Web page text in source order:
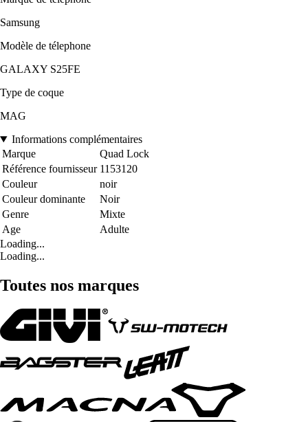
Samsung
Modèle de télephone
GALAXY S25FE
Type de coque
MAG
Informations complémentaires
Marque
Quad Lock
Référence fournisseur 1153120
Couleur
noir
Couleur dominante
Noir
Genre
Mixte
Age
Adulte
Loading...
Loading...
Toutes nos marques